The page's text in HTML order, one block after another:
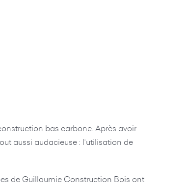
bas carbone. Après avoir
aussi audacieuse : l’utilisation de
de Guillaumie Construction Bois ont